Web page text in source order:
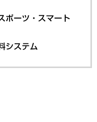
ポーツ・スマート
システム